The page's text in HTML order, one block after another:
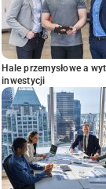
Hale przemysłowe a
inwestycji